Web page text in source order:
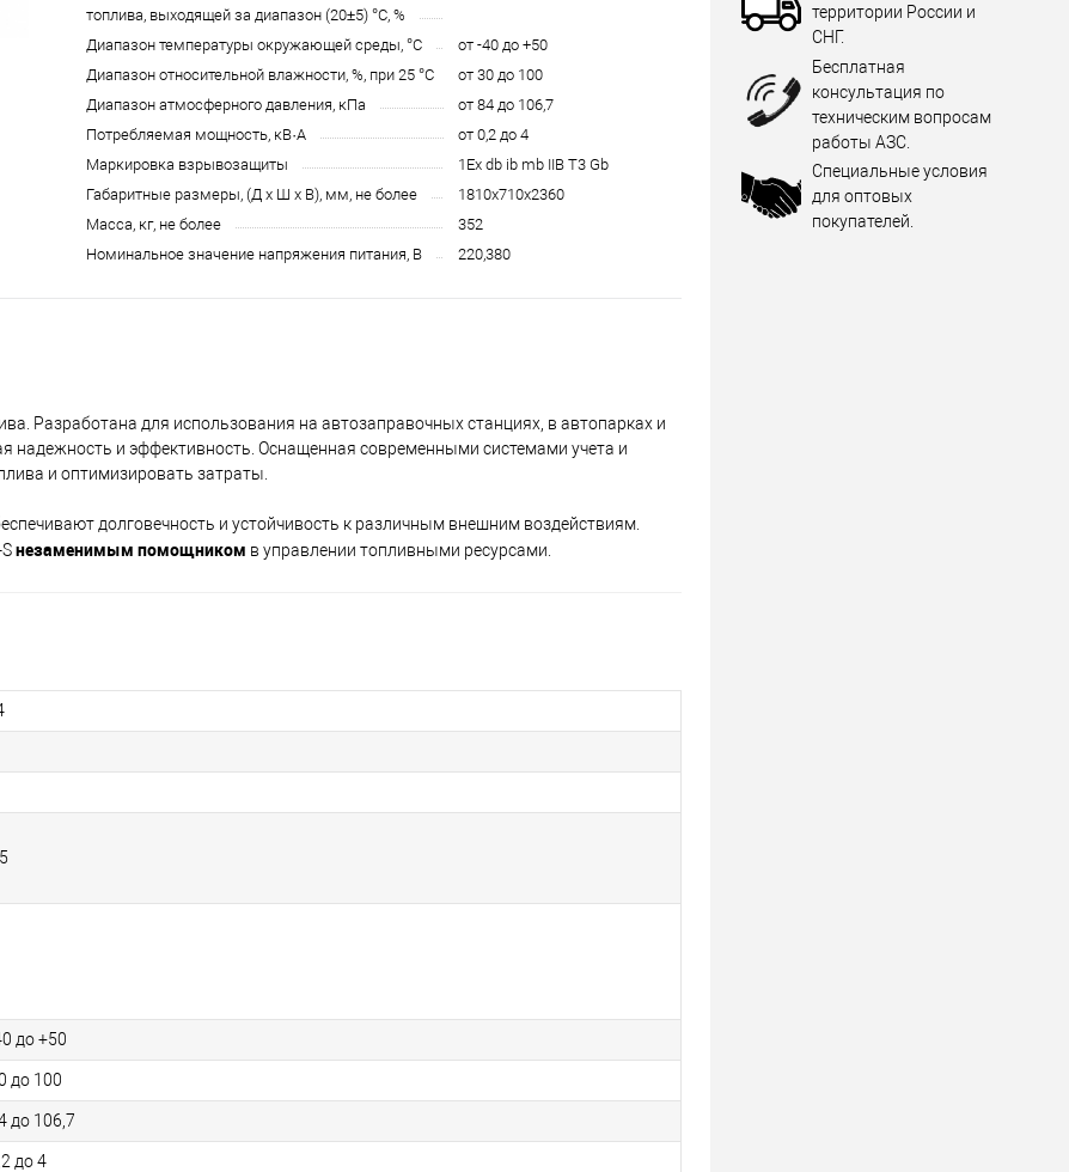
топлива, выходящей за диапазон (20±5) °С, %
Диапазон температуры окружающей среды, °С
от -40 до +50
Диапазон относительной влажности, %, при 25 °С
от 30 до 100
Диапазон атмосферного давления, кПа
от 84 до 106,7
Потребляемая мощность, кВ·А
от 0,2 до 4
Маркировка взрывозащиты
1Ех db ib mb IIB T3 Gb
Габаритные размеры, (Д х Ш х В), мм, не более
1810x710x2360
Масса, кг, не более
352
Номинальное значение напряжения питания, В
220,380
Разработана для использования на автозаправочных станциях, в автопарках и
надежность и эффективность. Оснащенная современными системами учета и
и оптимизировать затраты.
долговечность и устойчивость к различным внешним воздействиям.
незаменимым помощником в управлении топливными ресурсами.
до +50
до 100
до 106,7
до 4
территории России и
СНГ.
Бесплатная
консультация по
техническим вопросам
работы АЗС.
Специальные условия
для оптовых
покупателей.